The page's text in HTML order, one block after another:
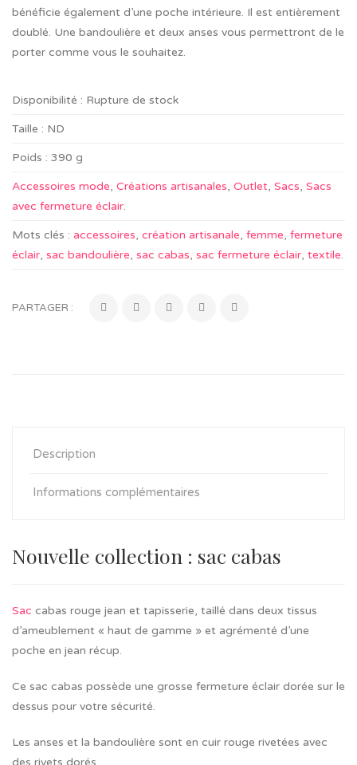
bénéficie également d’une poche intérieure. Il est entièrement
doublé. Une bandoulière et deux anses vous permettront de le
porter comme vous le souhaitez.
Disponibilité : Rupture de stock
Taille : ND
Poids : 390 g
Accessoires mode, Créations artisanales, Outlet, Sacs, Sacs
avec fermeture éclair.
Mots clés : accessoires, création artisanale, femme, fermeture
éclair, sac bandoulière, sac cabas, sac fermeture éclair, textile.
PARTAGER :
Description
Informations complémentaires
Nouvelle collection : sac cabas
Sac cabas rouge jean et tapisserie, taillé dans deux tissus
d’ameublement « haut de gamme » et agrémenté d’une
poche en jean récup.
Ce sac cabas possède une grosse fermeture éclair dorée sur le
dessus pour votre sécurité.
Les anses et la bandoulière sont en cuir rouge rivetées avec
des rivets dorés.